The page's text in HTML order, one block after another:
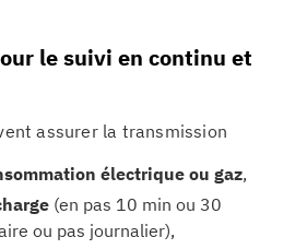
le suivi en continu et
assurer la transmission
électrique ou gaz,
(en pas 10 min ou 30
ou pas journalier),